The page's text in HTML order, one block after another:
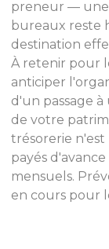
preneur — une
bureaux reste
destination
À retenir pour
anticiper
d'un passage
de votre
trésorerie n'est
payés
mensuels.
en cours pour